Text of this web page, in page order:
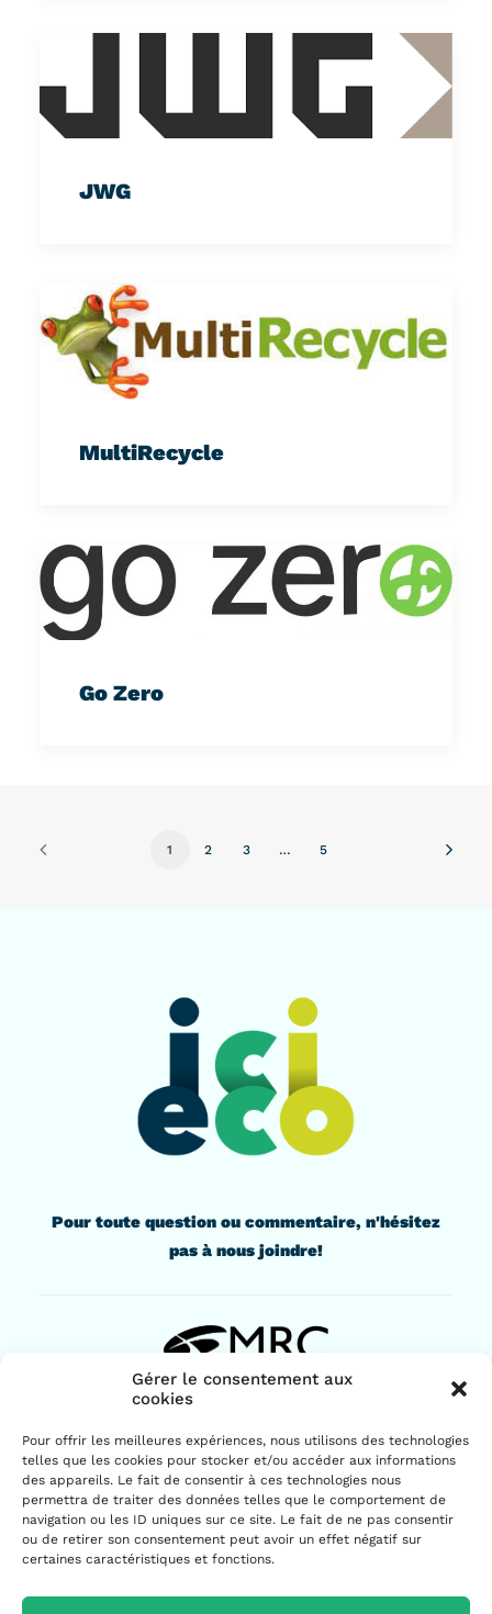
Gérer le consentement aux
cookies
Pour offrir les meilleures expériences, nous utilisons des technologies
telles que les cookies pour stocker et/ou accéder aux informations
des appareils. Le fait de consentir à ces technologies nous
permettra de traiter des données telles que le comportement de
navigation ou les ID uniques sur ce site. Le fait de ne pas consentir
ou de retirer son consentement peut avoir un effet négatif sur
certaines caractéristiques et fonctions.
JWG
MultiRecycle
Go Zero
1 2 3 … 5
Pour toute question ou commentaire, n'hésitez
pas à nous joindre!
Drummondville (Québec) J2B 1G6
819 477-2230